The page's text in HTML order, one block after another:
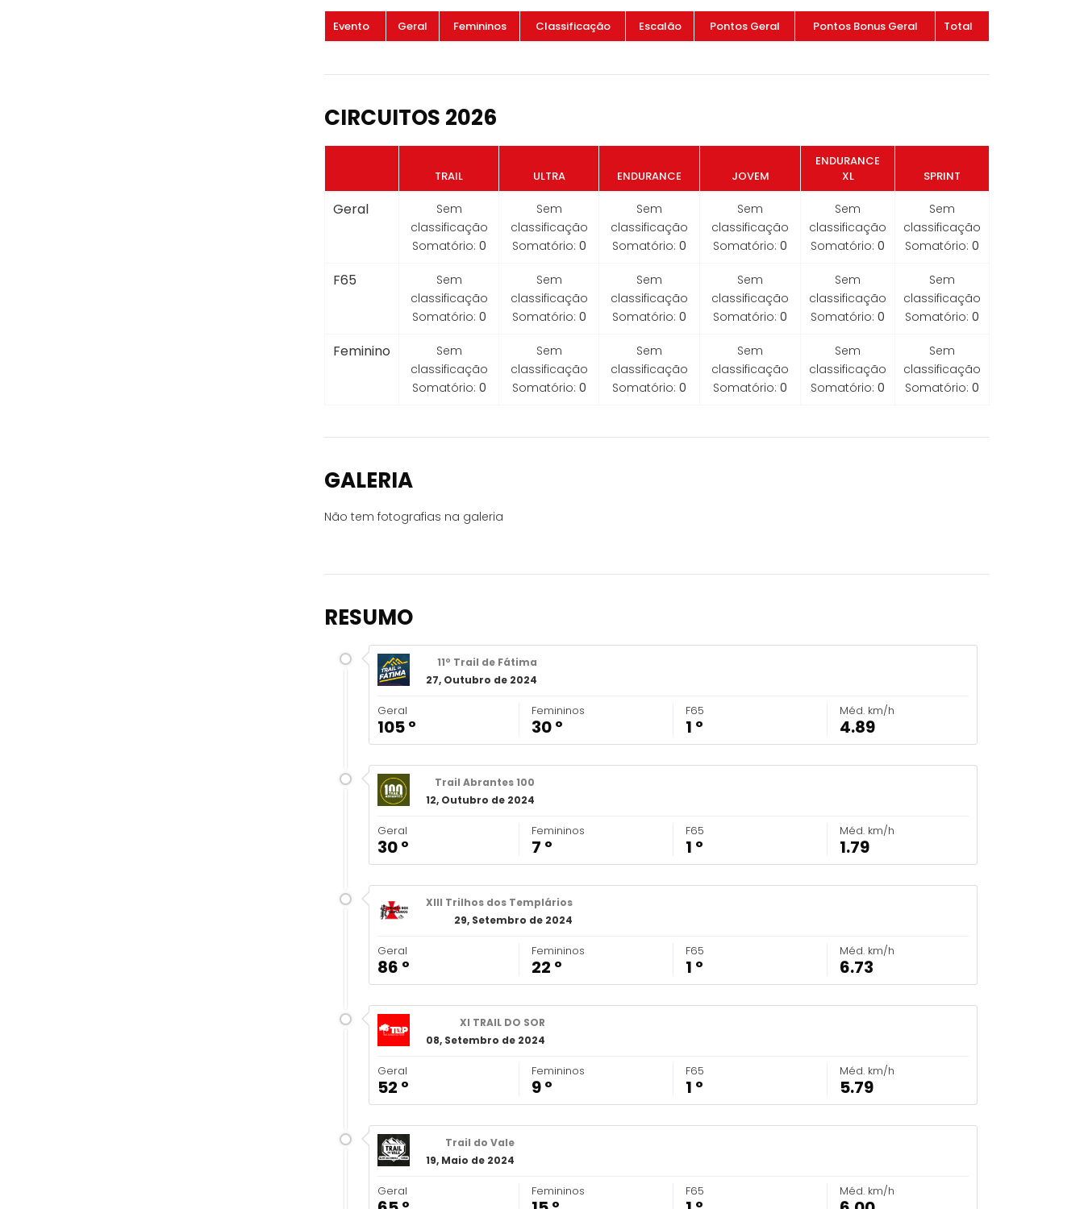
Evento Geral Femininos Classificação Escalão Pontos Geral Pontos Bonus Geral Total
CIRCUITOS 2026
TRAIL ULTRA ENDURANCE JOVEM
ENDURANCE
XL
SPRINT
Geral
Sem
classificação
Somatório: 0
Sem
classificação
Somatório: 0
Sem
classificação
Somatório: 0
Sem
classificação
Somatório: 0
Sem
classificação
Somatório: 0
Sem
classificação
Somatório: 0
F65
Sem
classificação
Somatório: 0
Sem
classificação
Somatório: 0
Sem
classificação
Somatório: 0
Sem
classificação
Somatório: 0
Sem
classificação
Somatório: 0
Sem
classificação
Somatório: 0
Feminino
Sem
classificação
Somatório: 0
Sem
classificação
Somatório: 0
Sem
classificação
Somatório: 0
Sem
classificação
Somatório: 0
Sem
classificação
Somatório: 0
Sem
classificação
Somatório: 0
GALERIA
Não tem fotografias na galeria
RESUMO
11º Trail de Fátima
27, Outubro de 2024
Geral
105 º
Femininos
30 º
F65
1 º
Méd. km/h
4.89
Trail Abrantes 100
12, Outubro de 2024
Geral
30 º
Femininos
7 º
F65
1 º
Méd. km/h
1.79
XIII Trilhos dos Templários
29, Setembro de 2024
Geral
86 º
Femininos
22 º
F65
1 º
Méd. km/h
6.73
XI TRAIL DO SOR
08, Setembro de 2024
Geral
52 º
Femininos
9 º
F65
1 º
Méd. km/h
5.79
Trail do Vale
19, Maio de 2024
Geral Femininos F65 Méd. km/h